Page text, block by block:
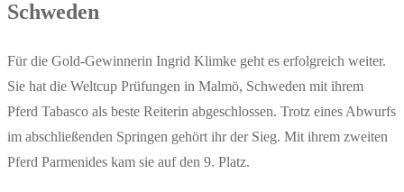
Schweden
Für die Gold-Gewinnerin Ingrid Klimke geht es erfolgreich weiter.
Sie hat die Weltcup Prüfungen in Malmö, Schweden mit ihrem
Pferd Tabasco als beste Reiterin abgeschlossen. Trotz eines Abwurfs
im abschließenden Springen gehört ihr der Sieg. Mit ihrem zweiten
Pferd Parmenides kam sie auf den 9. Platz.